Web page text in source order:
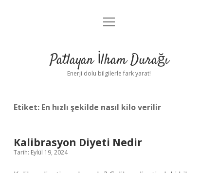
Anasayfa
Yasal Uyarı
menüyü
Patlayan İlham Durağı
Enerji dolu bilgilerle fark yarat!
Etiket: En hızlı şekilde nasıl kilo verilir
Kalibrasyon Diyeti Nedir
Tarih: Eylül 19, 2024